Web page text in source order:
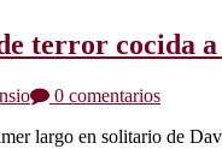
terror cocida a
0 comentarios
largo en solitario de